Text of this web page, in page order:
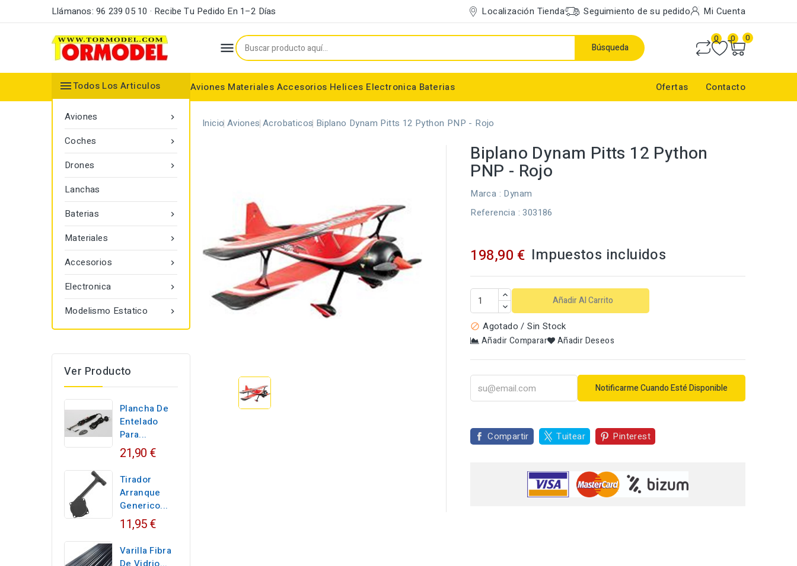
Llámanos: 96 239 05 10 · Recibe Tu Pedido En 1–2 Días Localización Tienda Seguimiento de su pedido Mi Cuenta
 Búsqueda
0 0 0
Aviones Materiales Accesorios Helices Electronica Baterias Ofertas Contacto
Todos Los Articulos

Aviones

Coches

Drones
Lanchas

Baterias

Materiales

Accesorios

Electronica

Modelismo Estatico
Ver Producto
Plancha De
Entelado
Para...
21,90 €
Tirador
Arranque
Generico...
11,95 €
Varilla Fibra
Inicio Aviones Acrobaticos Biplano Dynam Pitts 12 Python PNP - Rojo
Biplano Dynam Pitts 12 Python
PNP - Rojo
Marca : Dynam
Referencia : 303186
198,90 € Impuestos incluidos
Añadir Al Carrito
 Agotado / Sin Stock
Añadir Comparar Añadir Deseos
Notificarme Cuando Esté Disponible
Compartir Tuitear Pinterest